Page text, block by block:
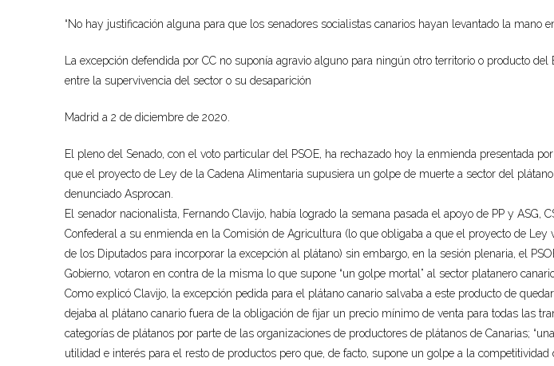
“No hay justificación alguna para que los senadores socialistas canarios hayan levantado la mano
La excepción defendida por CC no suponía agravio alguno para ningún otro territorio o producto del
entre la supervivencia del sector o su desaparición
Madrid a 2 de diciembre de 2020.
El pleno del Senado, con el voto particular del PSOE, ha rechazado hoy la enmienda presentada
que el proyecto de Ley de la Cadena Alimentaria supusiera un golpe de muerte a sector del
denunciado Asprocan.
El senador nacionalista, Fernando Clavijo, había logrado la semana pasada el apoyo de PP y ASG,
Confederal a su enmienda en la Comisión de Agricultura (lo que obligaba a que el proyecto de Ley
de los Diputados para incorporar la excepción al plátano) sin embargo, en la sesión plenaria, el
Gobierno, votaron en contra de la misma lo que supone “un golpe mortal” al sector platanero
Como explicó Clavijo, la excepción pedida para el plátano canario salvaba a este producto de quedar
dejaba al plátano canario fuera de la obligación de fijar un precio mínimo de venta para todas las
categorías de plátanos por parte de las organizaciones de productores de plátanos de Canarias;
utilidad e interés para el resto de productos pero que, de facto, supone un golpe a la competitividad